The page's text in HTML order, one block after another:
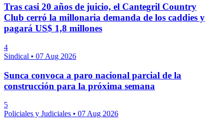
Tras casi 20 años de juicio, el Cantegril Country
Club cerró la millonaria demanda de los caddies y
pagará US$ 1,8 millones
4
Sindical • 07 Aug 2026
Sunca convoca a paro nacional parcial de la
construcción para la próxima semana
5
Policiales y Judiciales • 07 Aug 2026